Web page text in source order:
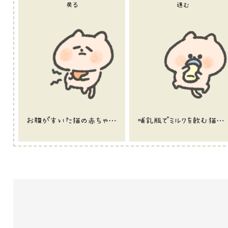
戻る
お腹がすいた猫の赤ちゃんのイラスト
進む
哺乳瓶でミルクを飲む猫の赤ちゃんのイラスト